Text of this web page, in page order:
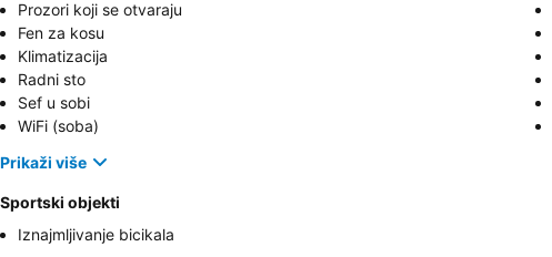
Prozori koji se otvaraju
Fen za kosu
Klimatizacija
Radni sto
Sef u sobi
WiFi (soba)
Prikaži više
Sportski objekti
Iznajmljivanje bicikala